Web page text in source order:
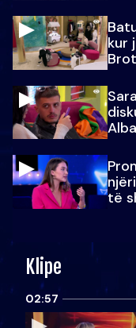
kur
të
Klipe
02:57